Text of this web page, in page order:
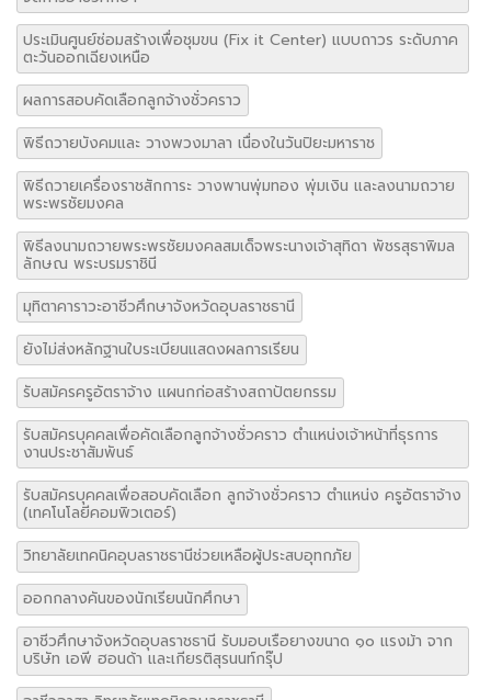
ประเมินศูนย์ซ่อมสร้างเพื่อชุมขน (Fix it Center) แบบถาวร ระดับภาค
ตะวันออกเฉียงเหนือ
ผลการสอบคัดเลือกลูกจ้างชั่วคราว
พิธีถวายบังคมและ วางพวงมาลา เนื่องในวันปิยะมหาราช
พิธีถวายเครื่องราชสักการะ วางพานพุ่มทอง พุ่มเงิน และลงนามถวาย
พระพรชัยมงคล
พิธีลงนามถวายพระพรชัยมงคลสมเด็จพระนางเจ้าสุทิดา พัชรสุธาพิมล
ลักษณ พระบรมราชินี
มุทิตาคาราวะอาชีวศึกษาจังหวัดอุบลราชธานี
ยังไม่ส่งหลักฐานใบระเบียนแสดงผลการเรียน
รับสมัครครูอัตราจ้าง แผนกก่อสร้างสถาปัตยกรรม
รับสมัครบุคคลเพื่อคัดเลือกลูกจ้างชั่วคราว ตำแหน่งเจ้าหน้าที่ธุรการ
งานประชาสัมพันธ์
รับสมัครบุคคลเพื่อสอบคัดเลือก ลูกจ้างชั่วคราว ตำแหน่ง ครูอัตราจ้าง
(เทคโนโลยีคอมพิวเตอร์)
วิทยาลัยเทคนิคอุบลราชธานีช่วยเหลือผู้ประสบอุทกภัย
ออกกลางคันของนักเรียนนักศึกษา
อาชีวศึกษาจังหวัดอุบลราชธานี รับมอบเรือยางขนาด ๑๐ แรงม้า จาก
บริษัท เอพี ฮอนด้า และเกียรติสุรนนท์กรุ๊ป